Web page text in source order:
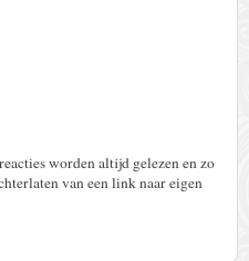
worden altijd gelezen en zo
van een link naar eigen